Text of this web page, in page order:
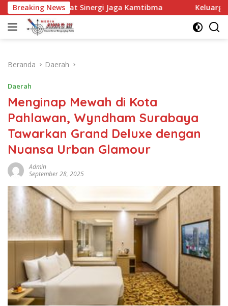
Langsung
ke
konten
Breaking News
Sinergi Jaga Kamtibma Keluarga Besar MTsN 2
Beranda Daerah
Daerah
Menginap Mewah di Kota
Pahlawan, Wyndham Surabaya
Tawarkan Grand Deluxe dengan
Nuansa Urban Glamour
Admin
September 28, 2025